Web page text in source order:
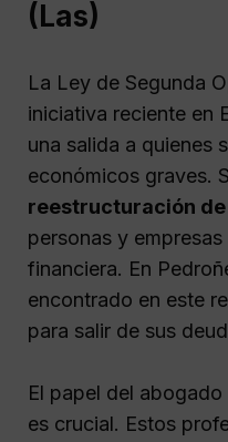
(Las)
La Ley de Segunda
iniciativa reciente en
una salida a quienes
económicos graves.
reestructuración
personas y
financiera. En
encontrado en este
para salir de sus
El papel del
es crucial. Estos